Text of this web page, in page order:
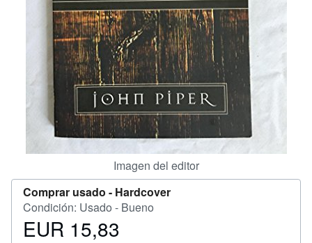
Imagen del editor
Comprar usado - Hardcover
Condición: Usado - Bueno
Precio
EUR 15,83